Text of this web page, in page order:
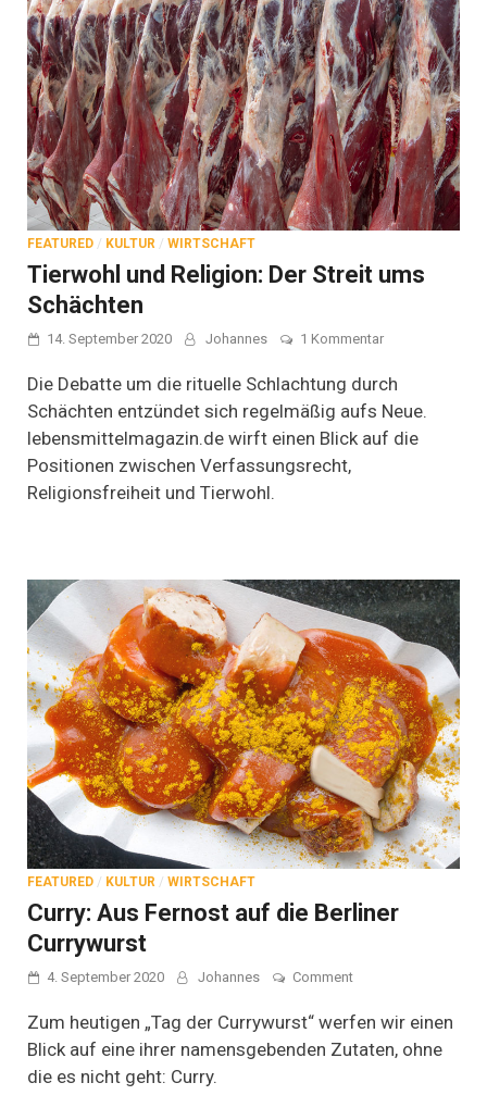
FEATURED / KULTUR / WIRTSCHAFT
Tierwohl und Religion: Der Streit ums
Schächten
14. September 2020 Johannes 1 Kommentarzu
und
Der
Streit
Die Debatte um die rituelle Schlachtung durch
Schächten entzündet sich regelmäßig aufs Neue.
lebensmittelmagazin.de wirft einen Blick auf die
Positionen zwischen Verfassungsrecht,
Religionsfreiheit und Tierwohl.
FEATURED / KULTUR / WIRTSCHAFT
Curry: Aus Fernost auf die Berliner
Currywurst
4. September 2020 Johannes Commenton
Aus
Fernost
auf
Zum heutigen „Tag der Currywurst“ werfen wir einen
Blick auf eine ihrer namensgebenden Zutaten, ohne
die es nicht geht: Curry.